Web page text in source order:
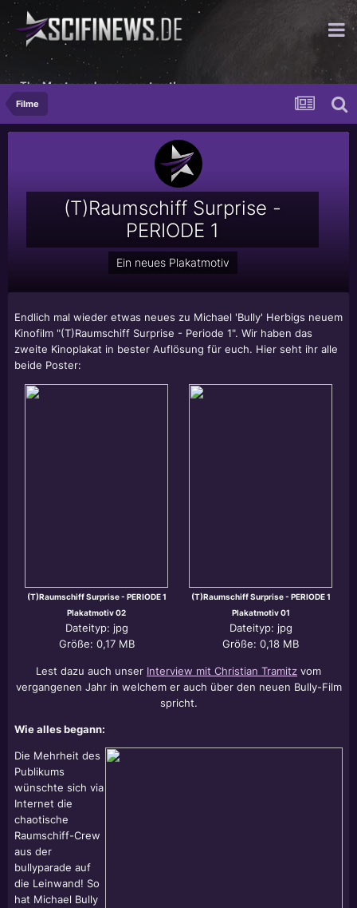
The Meatpeople you can trust!
Filme
(T)Raumschiff Surprise -
PERIODE 1
Ein neues Plakatmotiv
Endlich mal wieder etwas neues zu Michael 'Bully' Herbigs neuem
Kinofilm "(T)Raumschiff Surprise - Periode 1". Wir haben das
zweite Kinoplakat in bester Auflösung für euch. Hier seht ihr alle
beide Poster:
(T)Raumschiff Surprise - PERIODE 1
Plakatmotiv 02
Dateityp: jpg
Größe: 0,17 MB
(T)Raumschiff Surprise - PERIODE 1
Plakatmotiv 01
Dateityp: jpg
Größe: 0,18 MB
Lest dazu auch unser Interview mit Christian Tramitz vom
vergangenen Jahr in welchem er auch über den neuen Bully-Film
spricht.
Wie alles begann:
Die Mehrheit des
Publikums
wünschte sich via
Internet die
chaotische
Raumschiff-Crew
aus der
bullyparade auf
die Leinwand! So
hat Michael Bully